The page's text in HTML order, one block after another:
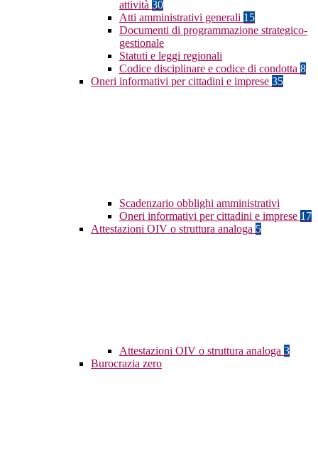
attività 30
Atti amministrativi generali 15
Documenti di programmazione strategico-
gestionale
Statuti e leggi regionali
Codice disciplinare e codice di condotta 8
Oneri informativi per cittadini e imprese 35
Scadenzario obblighi amministrativi
Oneri informativi per cittadini e imprese 17
Attestazioni OIV o struttura analoga 5
Attestazioni OIV o struttura analoga 3
Burocrazia zero